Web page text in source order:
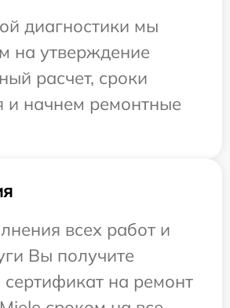
диагностики мы
на утверждение
расчет, сроки
и начнем ремонтные
всех работ и
Вы получите
на ремонт